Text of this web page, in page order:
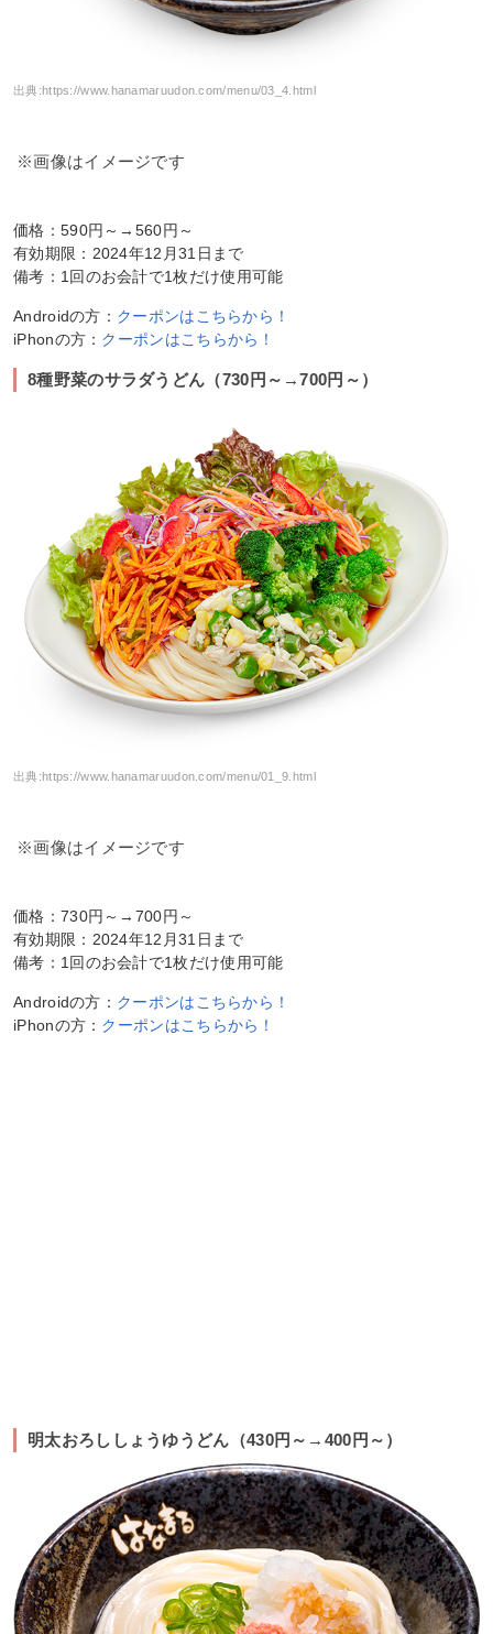
出典: https://www.hanamaruudon.com/menu/03_4.html
※画像はイメージです
価格：590円～→560円～
有効期限：2024年12月31日まで
備考：1回のお会計で1枚だけ使用可能
Androidの方： クーポンはこちらから！
iPhonの方： クーポンはこちらから！
8種野菜のサラダうどん（730円～→700円～）
出典:https://www.hanamaruudon.com/menu/01_9.html
※画像はイメージです
価格：730円～→700円～
有効期限：2024年12月31日まで
備考：1回のお会計で1枚だけ使用可能
Androidの方： クーポンはこちらから！
iPhonの方： クーポンはこちらから！
明太おろししょうゆうどん（430円～→400円～）